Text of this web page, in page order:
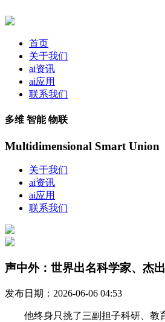
首页
关于我们
ai资讯
ai应用
联系我们
多维 智能 物联
Multidimensional Smart Union
关于我们
ai资讯
ai应用
联系我们
声中外：世界出名科学家、杰
发布日期：2026-06-06 04:53
他终身只挑了三副担子科研、教